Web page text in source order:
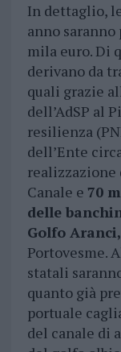
In dettaglio,
anno
mila euro. Di
derivano da
quali grazie
dell’AdSP al
resilienza
dell’Ente
realizzazione
Canale e 70
delle
Golfo
Portovesme.
statali
quanto già
portuale
del canale di